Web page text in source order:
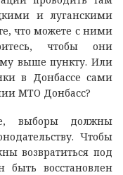
и луганскими
что можете с ними
чтобы они
выше пункту. Или
в Донбассе сами
МТО Донбасс?
выборы должны
Чтобы
возвратиться под
восстановлен